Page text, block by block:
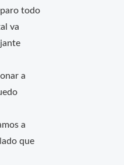
todo
va
a
a
que